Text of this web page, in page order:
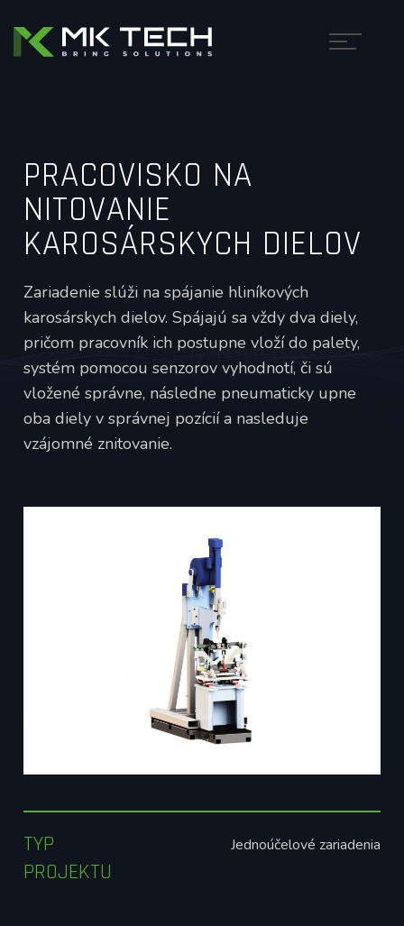
PRACOVISKO NA
NITOVANIE
KAROSÁRSKYCH DIELOV
Zariadenie slúži na spájanie hliníkových
karosárskych dielov. Spájajú sa vždy dva diely,
pričom pracovník ich postupne vloží do palety,
systém pomocou senzorov vyhodnotí, či sú
vložené správne, následne pneumaticky upne
oba diely v správnej pozícií a nasleduje
vzájomné znitovanie.
TYP
PROJEKTU
Jednoúčelové zariadenia